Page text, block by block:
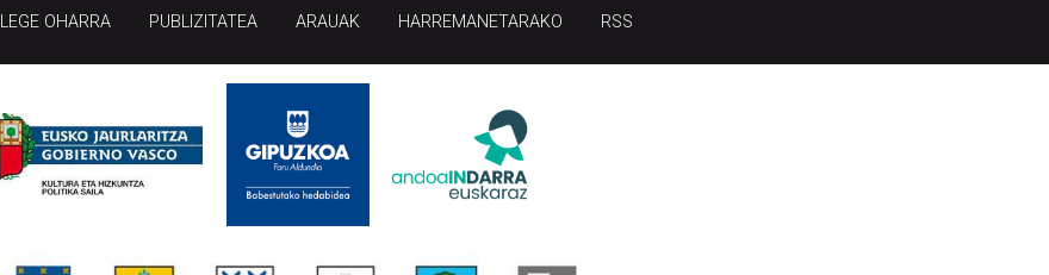
LEGE OHARRA PUBLIZITATEA ARAUAK HARREMANETARAKO RSS